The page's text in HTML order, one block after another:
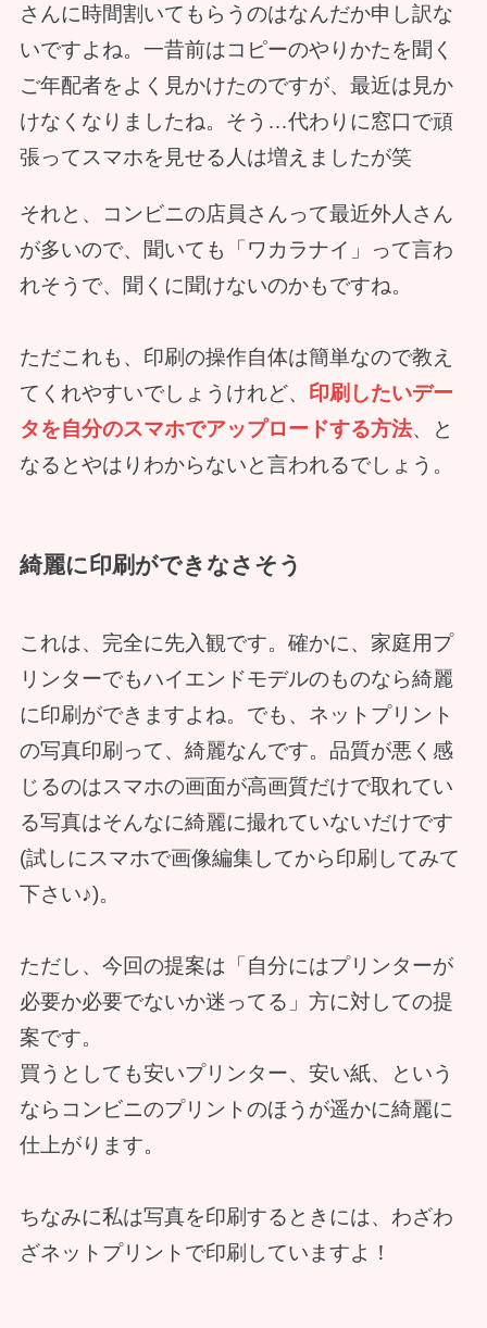
さんに時間割いてもらうのはなんだか申し訳な
いですよね。一昔前はコピーのやりかたを聞く
ご年配者をよく見かけたのですが、最近は見か
けなくなりましたね。そう…代わりに窓口で頑
張ってスマホを見せる人は増えましたが笑
それと、コンビニの店員さんって最近外人さん
が多いので、聞いても「ワカラナイ」って言わ
れそうで、聞くに聞けないのかもですね。
ただこれも、印刷の操作自体は簡単なので教え
てくれやすいでしょうけれど、 印刷したいデー
タを自分のスマホでアップロードする方法、と
なるとやはりわからないと言われるでしょう。
綺麗に印刷ができなさそう
これは、完全に先入観です。確かに、家庭用プ
リンターでもハイエンドモデルのものなら綺麗
に印刷ができますよね。でも、ネットプリント
の写真印刷って、綺麗なんです。品質が悪く感
じるのはスマホの画面が高画質だけで取れてい
る写真はそんなに綺麗に撮れていないだけです
(試しにスマホで画像編集してから印刷してみて
下さい♪)。
ただし、今回の提案は「自分にはプリンターが
必要か必要でないか迷ってる」方に対しての提
案です。
買うとしても安いプリンター、安い紙、という
ならコンビニのプリントのほうが遥かに綺麗に
仕上がります。
ちなみに私は写真を印刷するときには、わざわ
ざネットプリントで印刷していますよ！